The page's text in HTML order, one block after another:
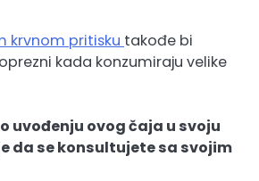
krvnom pritisku takođe bi
kada konzumiraju velike
uvođenju ovog čaja u svoju
da se konsultujete sa svojim